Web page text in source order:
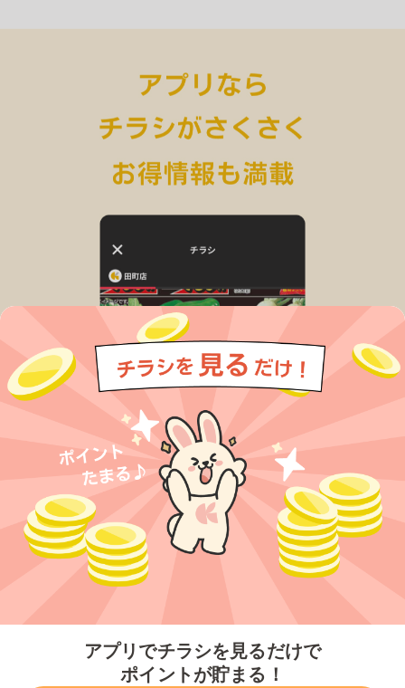
アプリでチラシを見るだけで
ポイントが貯まる！